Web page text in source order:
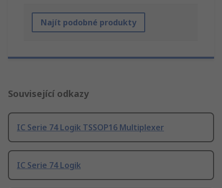
Najít podobné produkty
Související odkazy
IC Serie 74 Logik TSSOP16 Multiplexer
IC Serie 74 Logik